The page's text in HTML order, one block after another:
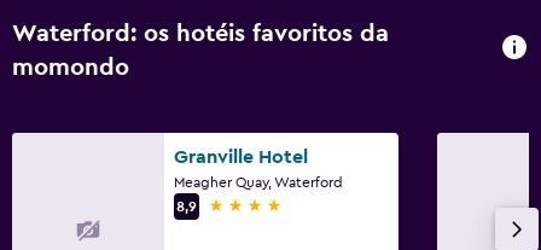
Waterford: os hotéis favoritos da
momondo
Granville Hotel
Meagher Quay, Waterford
8,9
4 estrelas